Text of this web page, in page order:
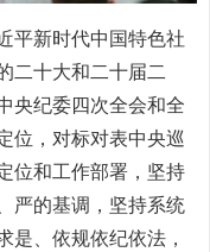
平新时代中国特色社
二十大和二十届二
央纪委四次全会和全
位，对标对表中央巡
位和工作部署，坚持
严的基调，坚持系统
是、依规依纪依法，